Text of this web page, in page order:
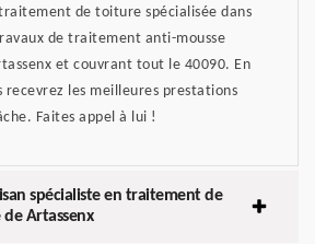
de toiture spécialisée dans
de traitement anti-mousse
et couvrant tout le 40090. En
recevrez les meilleures prestations
Faites appel à lui !
spécialiste en traitement de
Artassenx